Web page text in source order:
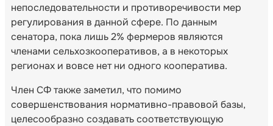
непоследовательности и противоречивости мер
регулирования в данной сфере. По данным
сенатора, пока лишь 2% фермеров являются
членами сельхозкооперативов, а в некоторых
регионах и вовсе нет ни одного кооператива.
Член СФ также заметил, что помимо
совершенствования нормативно-правовой базы,
целесообразно создавать соответствующую